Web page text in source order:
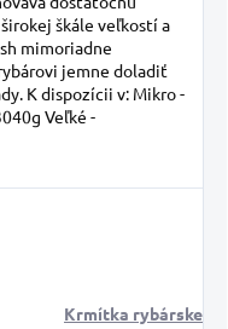
škále veľkostí a
mimoriadne
jemne doladiť
K dispozícii v: Mikro -
Veľké -
Krmítka rybárske